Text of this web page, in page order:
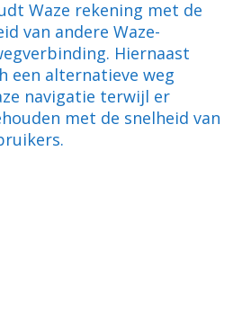
Waze rekening met de
van andere Waze-
Hiernaast
een alternatieve weg
navigatie terwijl er
met de snelheid van